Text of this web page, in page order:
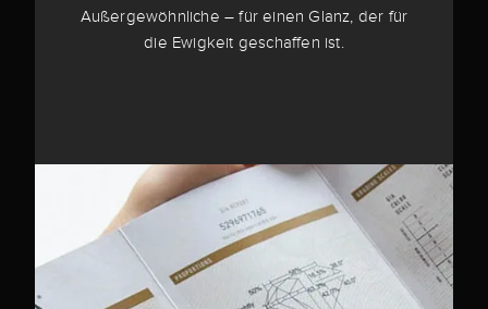
Außergewöhnliche – für einen Glanz, der für
die Ewigkeit geschaffen ist.